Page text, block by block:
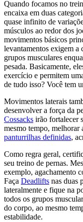
Quando focamos no
encaixa em duas
quase infinito de
músculos ao redor dos
movimentos básicos
levantamentos exigem a
grupos musculares
pesada. Basicamente,
exercício e permitem
de tudo isso? Você tem
Movimentos laterais
desenvolver a força da
Cossacks irão fortalecer
mesmo tempo, melhorar
panturrilhas definidas,
Como regra geral,
seu treino de pernas.
exemplo, agachamento
Faça Deadlifts nas duas
lateralmente e fique na
todos os grupos
do corpo, ao mesmo
estabilidade.